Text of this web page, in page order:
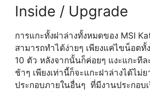
Inside / Upgrade
การแกะทั้งฝาล่างทั้งหมดของ MSI
สามารถทำได้ง่ายๆ เพียงแค่ไขน็อต
10 ตัว หลังจากนั้นก็ค่อยๆ แงะแกะที
ช้าๆ เพียงเท่านี้ก็จะแกะฝาล่างได้ไม่
ประกอบภายในอื่นๆ ที่มีงานประกอบ